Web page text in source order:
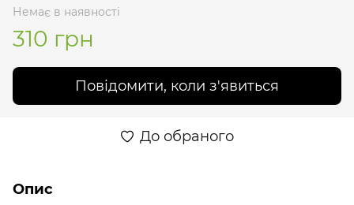
Немає в наявності
310 грн
Повідомити, коли з'явиться
До обраного
Опис